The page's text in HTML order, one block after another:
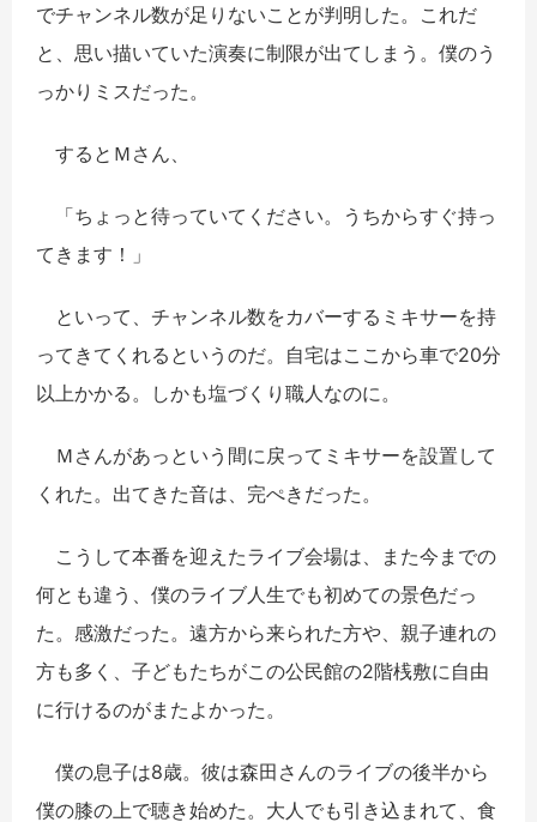
でチャンネル数が足りないことが判明した。これだ
と、思い描いていた演奏に制限が出てしまう。僕のう
っかりミスだった。
するとＭさん、
「ちょっと待っていてください。うちからすぐ持っ
てきます！」
といって、チャンネル数をカバーするミキサーを持
ってきてくれるというのだ。自宅はここから車で20分
以上かかる。しかも塩づくり職人なのに。
Ｍさんがあっという間に戻ってミキサーを設置して
くれた。出てきた音は、完ぺきだった。
こうして本番を迎えたライブ会場は、また今までの
何とも違う、僕のライブ人生でも初めての景色だっ
た。感激だった。遠方から来られた方や、親子連れの
方も多く、子どもたちがこの公民館の2階桟敷に自由
に行けるのがまたよかった。
僕の息子は8歳。彼は森田さんのライブの後半から
僕の膝の上で聴き始めた。大人でも引き込まれて、食